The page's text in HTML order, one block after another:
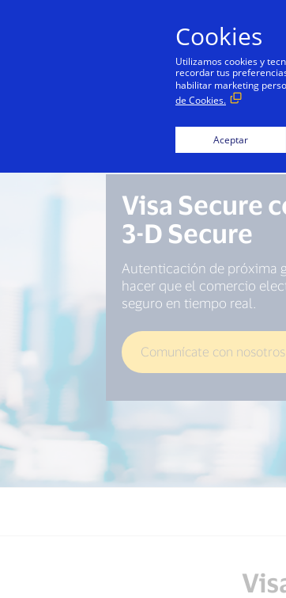
Visa Secure
3-D Secure
Autenticación de próxima
hacer que el comercio
seguro en tiempo real.
Comunícate con nosotros
Cookies
Utilizamos cookies y
recordar tus
habilitar marketing
de Cookies.
Aceptar